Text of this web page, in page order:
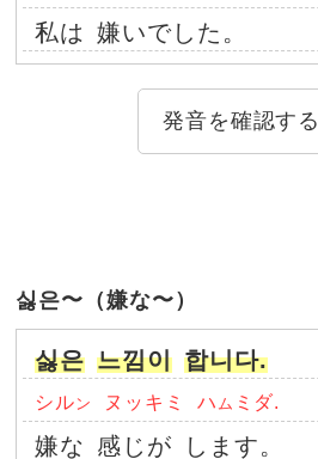
私は 嫌いでした。
発音を確認する
싫은〜（嫌な〜）
싫은 느낌이 합니다.
シルン ヌッキミ ハ ム ミダ.
嫌な 感じが します。